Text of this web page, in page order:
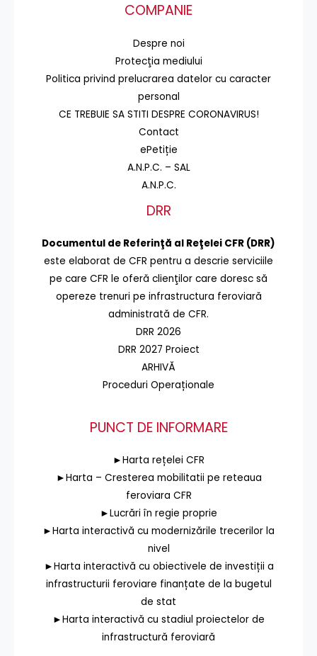
COMPANIE
Despre noi
Protecţia mediului
Politica privind prelucrarea datelor cu caracter
personal
CE TREBUIE SA STITI DESPRE CORONAVIRUS!
Contact
ePetiție
A.N.P.C. – SAL
A.N.P.C.
DRR
Documentul de Referinţă al Reţelei CFR (DRR)
este elaborat de CFR pentru a descrie serviciile
pe care CFR le oferă clienţilor care doresc să
opereze trenuri pe infrastructura feroviară
administrată de CFR.
DRR 2026
DRR 2027 Proiect
ARHIVĂ
Proceduri Operaționale
PUNCT DE INFORMARE
►Harta rețelei CFR
►Harta – Cresterea mobilitatii pe reteaua
feroviara CFR
►Lucrări în regie proprie
►Harta interactivă cu modernizările trecerilor la
nivel
►Harta interactivă cu obiectivele de investiții a
infrastructurii feroviare finanțate de la bugetul
de stat
►Harta interactivă cu stadiul proiectelor de
infrastructură feroviară